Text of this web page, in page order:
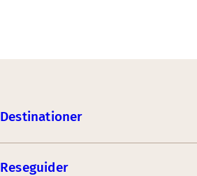
Destinationer
Reseguider